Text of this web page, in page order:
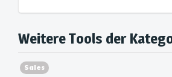
Weitere Tools der
Sales